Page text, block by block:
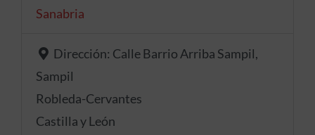
Sanabria
Dirección: Calle Barrio Arriba Sampil,
Sampil
Robleda-Cervantes
Castilla y León